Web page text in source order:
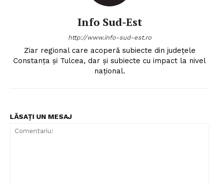
Info Sud-Est
http://www.info-sud-est.ro
Ziar regional care acoperă subiecte din județele
Constanța și Tulcea, dar și subiecte cu impact la nivel
național.
LĂSAȚI UN MESAJ